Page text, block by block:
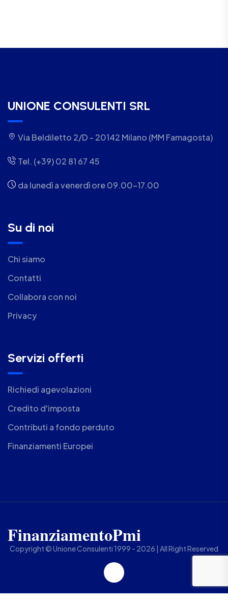
UNIONE CONSULENTI SRL
Via Beldiletto 2/D - 20142 Milano (MM Famagosta)
Tel. (+39) 02 81 67 45
da lunedì a venerdì ore 09.00-17.00
Su di noi
Chi siamo
Contatti
Collabora con noi
Privacy
Servizi offerti
Richiedi agevolazioni
Credito d'imposta
Contributi a fondo perduto
Finanziamenti Europei
FinanziamentoPmi
Copyright © Unione Consulenti 1999 - 2026 | All Right Reserved